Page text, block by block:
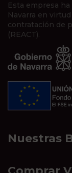
Esta empresa
Navarra en
contratación de
(REACT).
Nuestras